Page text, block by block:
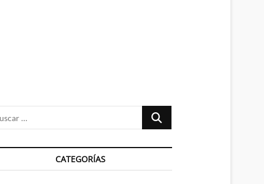
Buscar
CATEGORÍAS